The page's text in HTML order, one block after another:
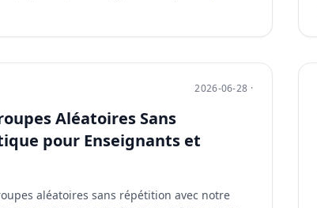
2026-06-28 ·
Aléatoires Sans
pour Enseignants et
aléatoires sans répétition avec notre